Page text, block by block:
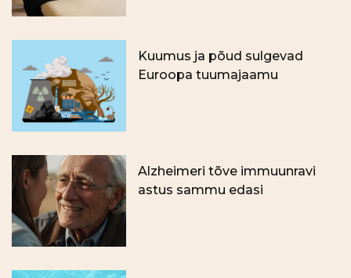
Kuumus ja põud sulgevad
Euroopa tuumajaamu
Alzheimeri tõve immuunravi
astus sammu edasi